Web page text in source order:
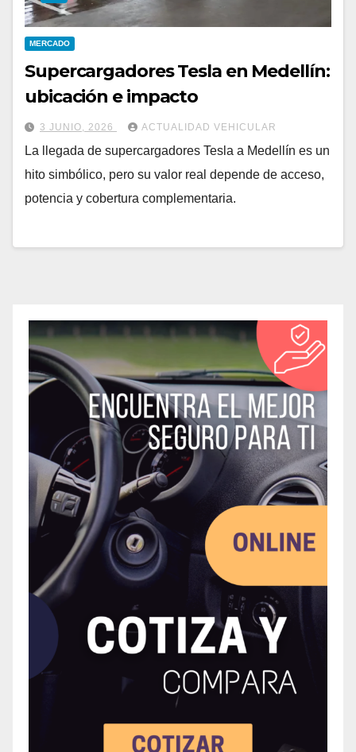
MERCADO
Supercargadores Tesla en Medellín:
ubicación e impacto
3 JUNIO, 2026 ACTUALIDAD VEHICULAR
La llegada de supercargadores Tesla a Medellín es un
hito simbólico, pero su valor real depende de acceso,
potencia y cobertura complementaria.